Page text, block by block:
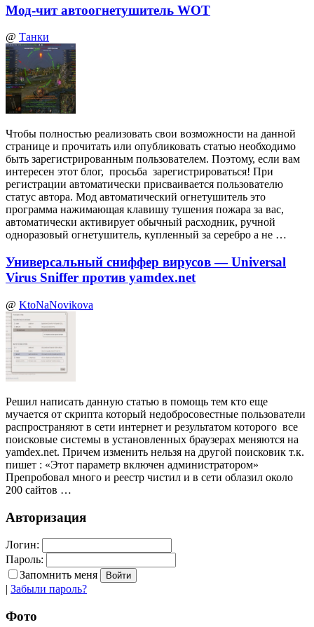
Мод-чит автоогнетушитель WOT
@ Танки
Чтобы полностью реализовать свои возможности на данной
странице и прочитать или опубликовать статью необходимо
быть зарегистрированным пользователем. Поэтому, если вам
интересен этот блог, просьба зарегистрироваться! При
регистрации автоматически присваивается пользователю
статус автора. Мод автоматический огнетушитель это
программа нажимающая клавишу тушения пожара за вас,
автоматически активирует обычный расходник, ручной
одноразовый огнетушитель, купленный за серебро а не …
Универсальный сниффер вирусов — Universal
Virus Sniffer против yamdex.net
@ KtoNaNovikova
Решил написать данную статью в помощь тем кто еще
мучается от скрипта который недобросовестные пользователи
распространяют в сети интернет и результатом которого все
поисковые системы в установленных браузерах меняются на
yamdex.net. Причем изменить нельзя на другой поисковик т.к.
пишет : «Этот параметр включен администратором»
Препробовал много и реестр чистил и в сети облазил около
200 сайтов …
Авторизация
Логин:
Пароль:
Запомнить меня
| Забыли пароль?
Фото